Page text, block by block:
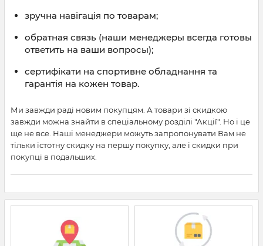
зручна навігація по товарам;
обратная связь (наши менеджеры всегда готовы
ответить на ваши вопросы);
сертифікати на спортивне обладнання та
гарантія на кожен товар.
Ми завжди раді новим покупцям. А товари зі скидкою
завжди можна знайти в спеціальному розділі "Акції". Но і це
ще не все. Наші менеджери можуть запропонувати Вам не
тільки істотну скидку на першу покупку, але і скидки при
покупці в подальших.